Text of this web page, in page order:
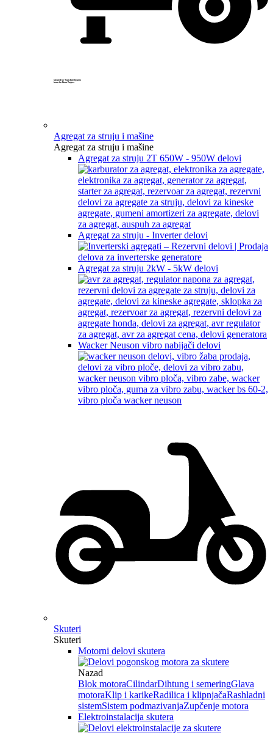
Created by Yogi Aprelliyanto
from the Noun Project
Agregat za struju i mašine
Agregat za struju i mašine
Agregat za struju 2T 650W - 950W delovi
Agregat za struju - Inverter delovi
Agregat za struju 2kW - 5kW delovi
Wacker Neuson vibro nabijači delovi
Skuteri
Skuteri
Motorni delovi skutera
Nazad
Blok motoraCilindarDihtung i semeringGlava
motoraKlip i karikeRadilica i klipnjačaRashladni
sistemSistem podmazivanjaZupčenje motora
Elektroinstalacija skutera